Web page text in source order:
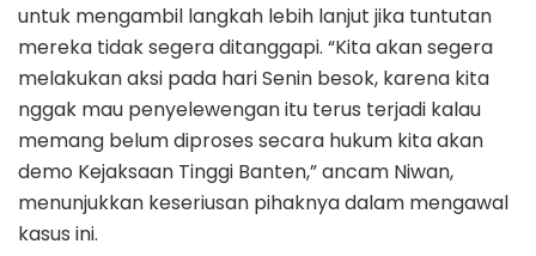
untuk mengambil langkah lebih lanjut jika tuntutan
mereka tidak segera ditanggapi. “Kita akan segera
melakukan aksi pada hari Senin besok, karena kita
nggak mau penyelewengan itu terus terjadi kalau
memang belum diproses secara hukum kita akan
demo Kejaksaan Tinggi Banten,” ancam Niwan,
menunjukkan keseriusan pihaknya dalam mengawal
kasus ini.